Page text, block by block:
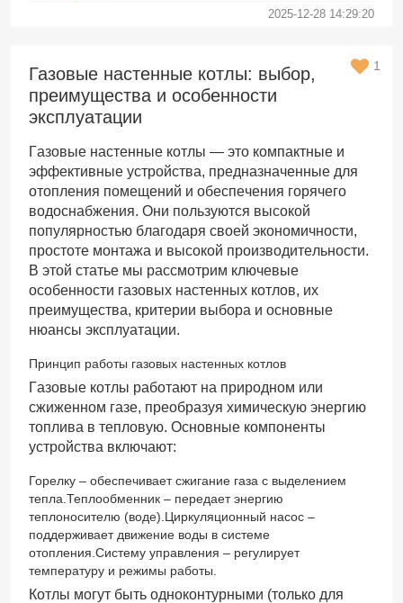
2025-12-28 14:29:20
Газовые настенные котлы: выбор,
преимущества и особенности
эксплуатации
1
Газовые настенные котлы — это компактные и
эффективные устройства, предназначенные для
отопления помещений и обеспечения горячего
водоснабжения. Они пользуются высокой
популярностью благодаря своей экономичности,
простоте монтажа и высокой производительности.
В этой статье мы рассмотрим ключевые
особенности газовых настенных котлов, их
преимущества, критерии выбора и основные
нюансы эксплуатации.
Принцип работы газовых настенных котлов
Газовые котлы работают на природном или
сжиженном газе, преобразуя химическую энергию
топлива в тепловую. Основные компоненты
устройства включают:
Горелку – обеспечивает сжигание газа с выделением
тепла.Теплообменник – передает энергию
теплоносителю (воде).Циркуляционный насос –
поддерживает движение воды в системе
отопления.Систему управления – регулирует
температуру и режимы работы.
Котлы могут быть одноконтурными (только для